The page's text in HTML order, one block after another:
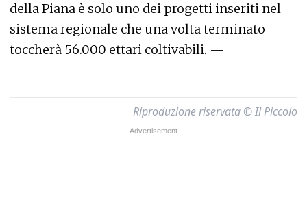
della Piana è solo uno dei progetti inseriti nel
sistema regionale che una volta terminato
toccherà 56.000 ettari coltivabili. —
Riproduzione riservata © Il Piccolo